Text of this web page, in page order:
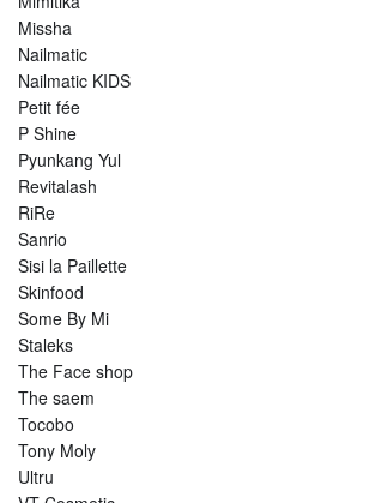
Missha
Nailmatic
Nailmatic KIDS
Petit fée
P Shine
Pyunkang Yul
Revitalash
RiRe
Sanrio
Sisi la Paillette
Skinfood
Some By Mi
Staleks
The Face shop
The saem
Tocobo
Tony Moly
Ultru